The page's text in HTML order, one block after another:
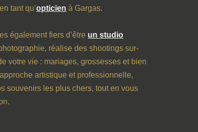
tant qu’opticien à Gargas.
également fiers d’être un studio
réalise des shootings sur-
votre vie : mariages, grossesses et bien
artistique et professionnelle,
souvenirs les plus chers, tout en vous